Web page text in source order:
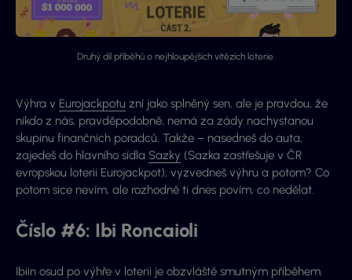
Druhý díl příběhů o nejhloupějších vítězích loterie.
Výhra v Eurojackpotu zní jako splněný sen, ale je pravdou, že
nikdo z nás, pravděpodobně, nemá za zády nachystanou
skupinu finančních poradců. Takže – nasedneš do auta,
zajedeš do hlavního sídla Sazky (Sazka zastřešuje v ČR
evropskou loterii Eurojackpot), vyzvedneš výhru a potom? Co
potom sice nevím, ale rozhodně ti dnes povím, co nedělat.
Číslo #6: Ibi Roncaioli
Ibiin osud po výhře v loterii je obzvláště smutným příběhem.